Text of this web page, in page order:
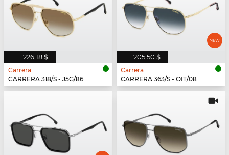
226,18 $
Carrera
CARRERA 318/S - J5G/86
205,50 $
Carrera
CARRERA 363/S - OIT/08